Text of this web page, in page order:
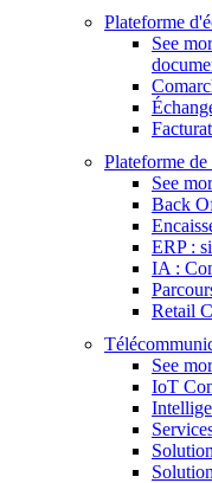
Plateforme
See
Plateforme
See
Back
ERP :
IA :
Retail
See
IoT